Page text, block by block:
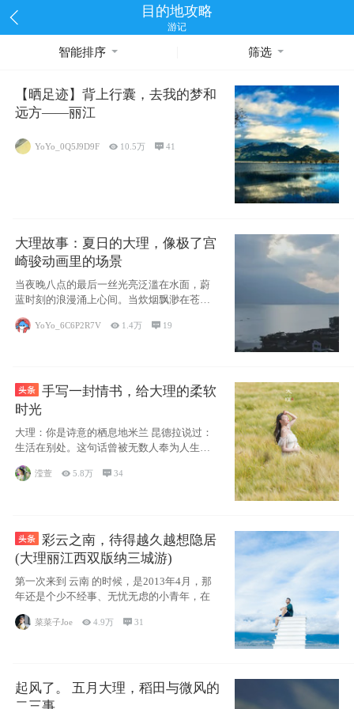
目的地攻略
游记
智能排序 筛选
【晒足迹】背上行囊，去我的梦和
远方——丽江
YoYo_0Q5J9D9F  10.5万 41
大理故事：夏日的大理，像极了宫
崎骏动画里的场景
当夜晚八点的最后一丝光亮泛滥在水面，蔚
蓝时刻的浪漫涌上心间。当炊烟飘渺在苍山
YoYo_6C6P2R7V  1.4万  19
手写一封情书，给大理的柔软
时光
大理：你是诗意的栖息地米兰 昆德拉说过：
生活在别处。这句话曾被无数人奉为人生信
条，并
滢萱 5.8万 34
彩云之南，待得越久越想隐居
(大理丽江西双版纳三城游)
第一次来到 云南 的时候，是2013年4月，那
年还是个少不经事、无忧无虑的小青年，在
菜菜子Joe 4.9万  31
起风了。 五月大理，稻田与微风的